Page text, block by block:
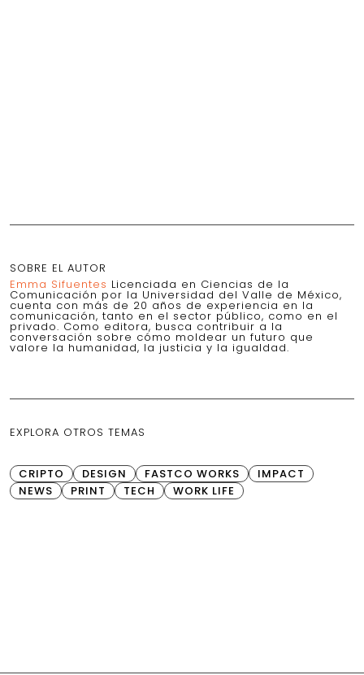
SOBRE EL AUTOR
Emma Sifuentes Licenciada en Ciencias de la
Comunicación por la Universidad del Valle de México,
cuenta con más de 20 años de experiencia en la
comunicación, tanto en el sector público, como en el
privado. Como editora, busca contribuir a la
conversación sobre cómo moldear un futuro que
valore la humanidad, la justicia y la igualdad.
EXPLORA OTROS TEMAS
CRIPTO DESIGN FASTCO WORKS
IMPACT
NEWS
PRINT TECH WORK LIFE